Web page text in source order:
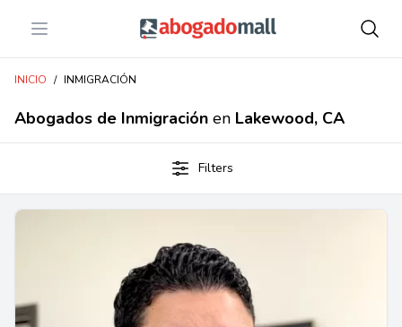
Open menu Abogadomall
INICIO / INMIGRACIÓN
Abogados de Inmigración en Lakewood, CA
Filters